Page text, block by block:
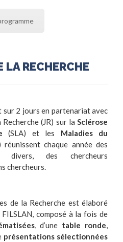
LA RECHERCHE
sur 2 jours en partenariat avec
(JR) sur la Sclérose
(SLA) et les Maladies du
réunissent chaque année des
divers, des chercheurs
chercheurs.
de la Recherche est élaboré
composé à la fois de
, d’une table ronde,
présentations sélectionnées